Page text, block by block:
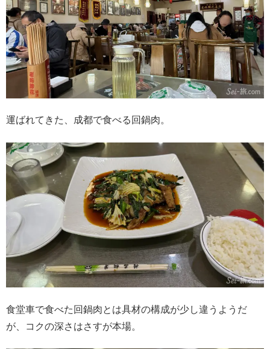
運ばれてきた、成都で食べる回鍋肉。
食堂車で食べた回鍋肉とは具材の構成が少し違うようだ
が、コクの深さはさすが本場。